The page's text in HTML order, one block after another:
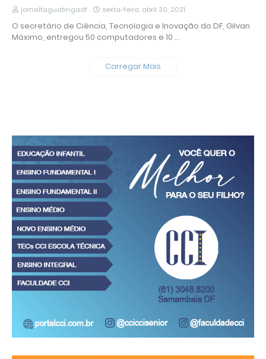
jornaltaguatingadf sexta-feira, abril 30, 2021
O secretário de Ciência, Tecnologia e Inovação do DF, Gilvan
Máximo, entregou 50 computadores e 10 …
Carregar Mais